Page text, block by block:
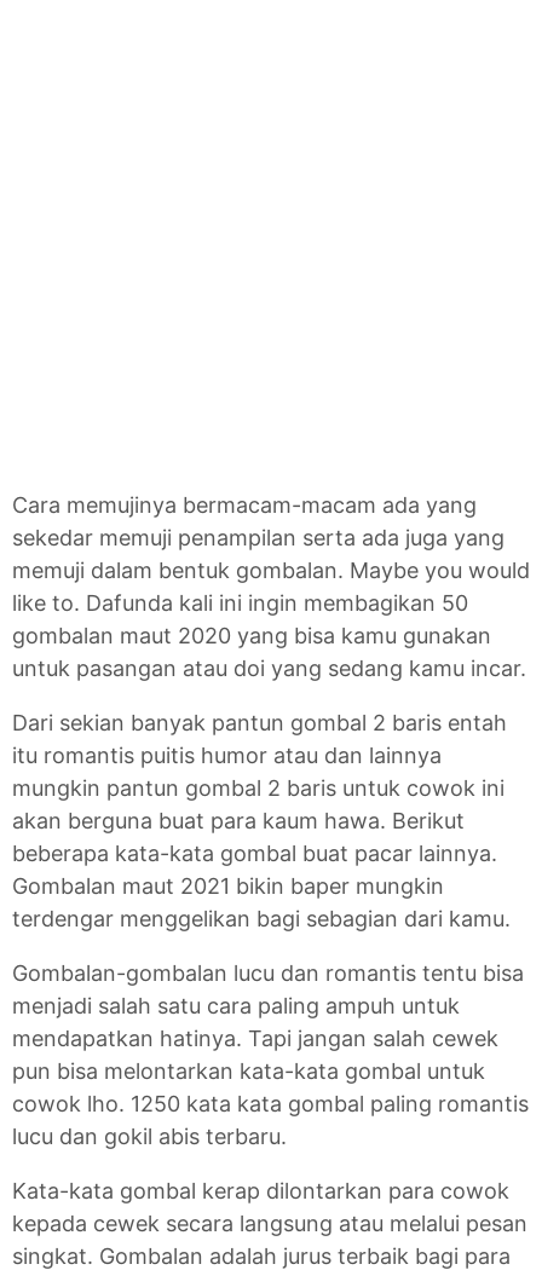
Cara memujinya bermacam-macam ada yang
sekedar memuji penampilan serta ada juga yang
memuji dalam bentuk gombalan. Maybe you would
like to. Dafunda kali ini ingin membagikan 50
gombalan maut 2020 yang bisa kamu gunakan
untuk pasangan atau doi yang sedang kamu incar.
Dari sekian banyak pantun gombal 2 baris entah
itu romantis puitis humor atau dan lainnya
mungkin pantun gombal 2 baris untuk cowok ini
akan berguna buat para kaum hawa. Berikut
beberapa kata-kata gombal buat pacar lainnya.
Gombalan maut 2021 bikin baper mungkin
terdengar menggelikan bagi sebagian dari kamu.
Gombalan-gombalan lucu dan romantis tentu bisa
menjadi salah satu cara paling ampuh untuk
mendapatkan hatinya. Tapi jangan salah cewek
pun bisa melontarkan kata-kata gombal untuk
cowok lho. 1250 kata kata gombal paling romantis
lucu dan gokil abis terbaru.
Kata-kata gombal kerap dilontarkan para cowok
kepada cewek secara langsung atau melalui pesan
singkat. Gombalan adalah jurus terbaik bagi para